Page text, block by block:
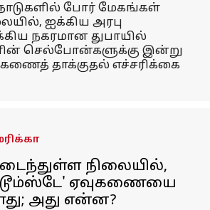
நாடுகளில் போர் மேகங்கள்
ஐக்கிய அரபு
நகரமான துபாயில்
செல்போன்களுக்கு இன்று
தாக்குதல் எச்சரிக்கை
நிலையில்,
ஏவுகணையை
அது என்ன?